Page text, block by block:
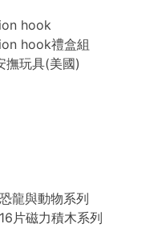
hook
hook禮盒組
撫玩具(美國)
龍與動物系列
片磁力積木系列